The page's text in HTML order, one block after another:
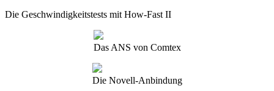
Die Geschwindigkeitstests mit How-Fast II
Das ANS von Comtex
Die Novell-Anbindung